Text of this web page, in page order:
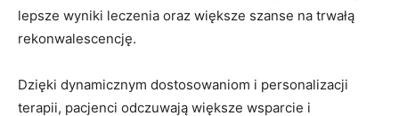
lepsze wyniki leczenia oraz większe szanse na trwałą
rekonwalescencję.
Dzięki dynamicznym dostosowaniom i personalizacji
terapii, pacjenci odczuwają większe wsparcie i